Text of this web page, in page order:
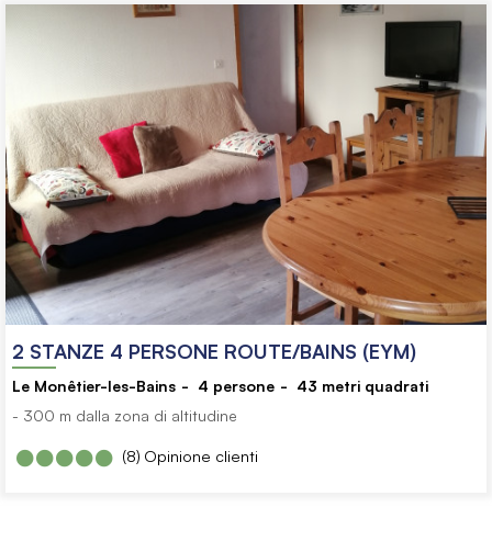
2 STANZE 4 PERSONE ROUTE/BAINS (EYM)
Le Monêtier-les-Bains 4 persone 43 metri quadrati
- 300 m dalla zona di altitudine
Opinione clienti
(8)